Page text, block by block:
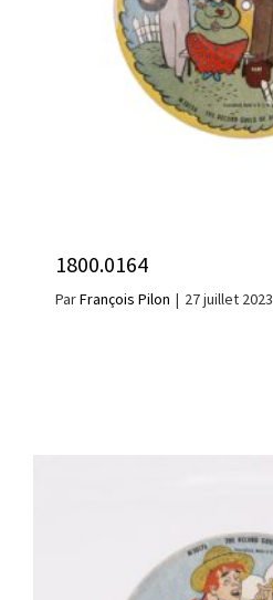
1800.0164
ParFrançois Pilon | 27 juillet 2023